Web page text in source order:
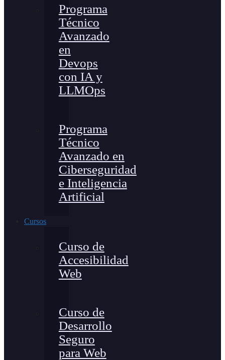
Programa
Técnico
Avanzado
en
Devops
con IA y
LLMOps
Programa
Técnico
Avanzado en
Ciberseguridad
e Inteligencia
Artificial
Cursos
Curso de
Accesibilidad
Web
Curso de
Desarrollo
Seguro
para Web